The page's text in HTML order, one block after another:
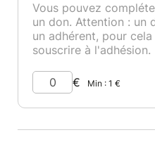
Vous pouvez
un don. Attention : un
un adhérent, pour
souscrire à l'adhésion.
€ Min : 1 €